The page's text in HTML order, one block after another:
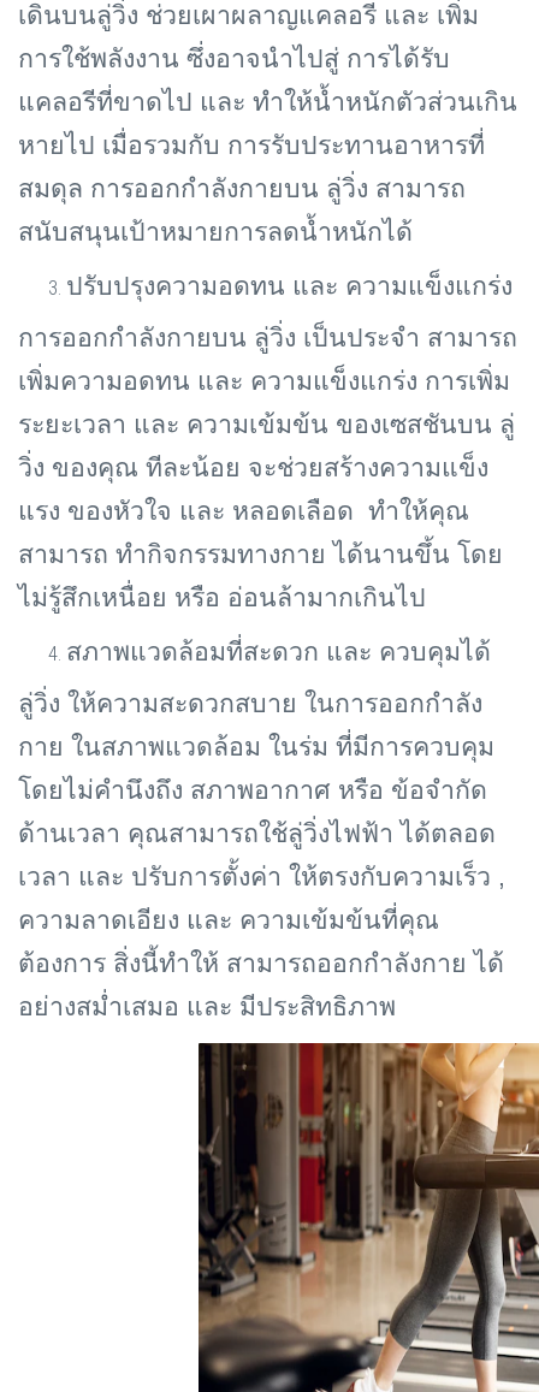
เดินบนลู่วิ่ง ช่วยเผาผลาญแคลอรี และ เพิ่ม
การใช้พลังงาน ซึ่งอาจนำไปสู่ การได้รับ
แคลอรีที่ขาดไป และ ทำให้น้ำหนักตัวส่วนเกิน
หายไป เมื่อรวมกับ การรับประทานอาหารที่
สมดุล การออกกำลังกายบน ลู่วิ่ง สามารถ
สนับสนุนเป้าหมายการลดน้ำหนักได้
ปรับปรุงความอดทน และ ความแข็งแกร่ง
การออกกำลังกายบน ลู่วิ่ง เป็นประจำ สามารถ
เพิ่มความอดทน และ ความแข็งแกร่ง การเพิ่ม
ระยะเวลา และ ความเข้มข้น ของเซสชันบน ลู่
วิ่ง ของคุณ ทีละน้อย จะช่วยสร้างความแข็ง
แรง ของหัวใจ และ หลอดเลือด ทำให้คุณ
สามารถ ทำกิจกรรมทางกาย ได้นานขึ้น โดย
ไม่รู้สึกเหนื่อย หรือ อ่อนล้ามากเกินไป
สภาพแวดล้อมที่สะดวก และ ควบคุมได้
ลู่วิ่ง ให้ความสะดวกสบาย ในการออกกำลัง
กาย ในสภาพแวดล้อม ในร่ม ที่มีการควบคุม
โดยไม่คำนึงถึง สภาพอากาศ หรือ ข้อจำกัด
ด้านเวลา คุณสามารถใช้ลู่วิ่งไฟฟ้า ได้ตลอด
เวลา และ ปรับการตั้งค่า ให้ตรงกับความเร็ว ,
ความลาดเอียง และ ความเข้มข้นที่คุณ
ต้องการ สิ่งนี้ทำให้ สามารถออกกำลังกาย ได้
อย่างสม่ำเสมอ และ มีประสิทธิภาพ